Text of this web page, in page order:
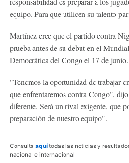
equipo. Para que utilicen su talento
Martínez cree que el partido contra
prueba antes de su debut en el
Democrática del Congo el 17 de junio.
"Tenemos la oportunidad de trabajar
que enfrentaremos contra Congo",
diferente. Será un rival exigente, que
preparación de nuestro equipo".
Consulta aquítodas las noticias y
nacional e internacional